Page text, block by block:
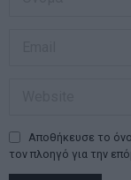
Αποθήκευσε το
τον πλοηγό για την